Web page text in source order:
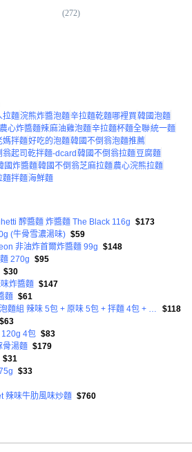
(272)
拉麵浣熊炸醬泡麵辛拉麵乾麵哪裡買韓國泡麵
農心炸醬麵辣麻油雞泡麵辛拉麵杯麵全聯統一麵
媽拌麵好吃的泡麵韓國不倒翁泡麵推薦
翁起司乾拌麵-dcard韓國不倒翁拉麵豆腐麵
國炸醬麵韓國不倒翁芝麻拉麵農心浣熊拉麵
麵拌麵海鮮麵
醡醬麵 炸醬麵 The Black 116g $173
(牛骨雪濃湯味) $59
非油炸首爾炸醬麵 99g $148
270g $95
$30
炸醬麵 $147
麵 $61
$118
$63
120g 4包 $83
骨湯麵 $179
$31
$33
辣味牛肋風味炒麵 $760